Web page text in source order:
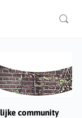
community